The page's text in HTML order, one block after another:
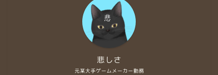
元某大手ゲームメーカー勤務
悲しさ